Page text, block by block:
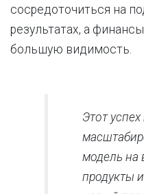
сосредоточиться на
результатах, а
большую видимость.
Этот
модель на
продукты